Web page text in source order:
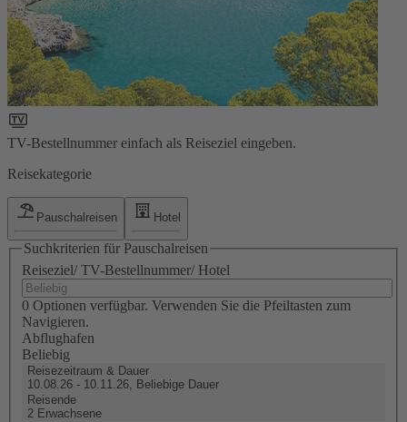
TV-Bestellnummer einfach als Reiseziel eingeben.
Reisekategorie
Pauschalreisen Hotel
Suchkriterien für Pauschalreisen
Reiseziel/ TV-Bestellnummer/ Hotel
0 Optionen verfügbar. Verwenden Sie die Pfeiltasten zum
Navigieren.
Abflughafen
Beliebig
Reisezeitraum & Dauer
10.08.26 - 10.11.26, Beliebige Dauer
Reisende
2 Erwachsene